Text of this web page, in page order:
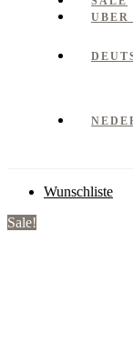
UBER
Wunschliste
Sale!